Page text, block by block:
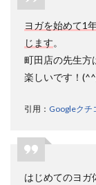
ヨガを始めて1
じます。
町田店の先生方
楽しいです！
引用： Googleクチ
はじめてのヨガ